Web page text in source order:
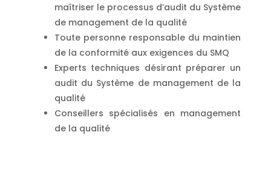
maîtriser le processus d’audit du Système
de management de la qualité
Toute personne responsable du maintien
de la conformité aux exigences du SMQ
Experts techniques désirant préparer un
audit du Système de management de la
qualité
Conseillers spécialisés en management
de la qualité